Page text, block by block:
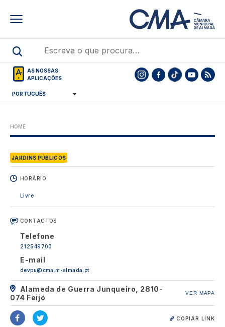
AS NOSSAS
APLICAÇÕES
HOME
JARDINS PÚBLICOS
HORÁRIO
Livre
CONTACTOS
Telefone
212549700
E-mail
devpu@cma.m-almada.pt
Alameda de Guerra Junqueiro, 2810-
074 Feijó
VER MAPA
COPIAR LINK